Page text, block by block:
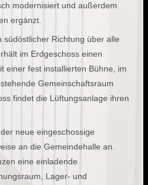
modernisiert und außerdem
ergänzt.
südöstlicher Richtung über alle
im Erdgeschoss einen
einer fest installierten Bühne, im
Gemeinschaftsraum
findet die Lüftungsanlage ihren
neue eingeschossige
an die Gemeindehalle an.
eine einladende
Lager- und